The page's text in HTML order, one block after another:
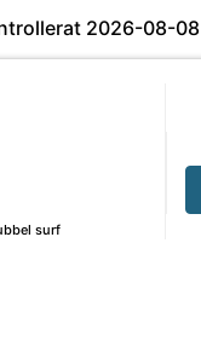
2026-08-08
surf